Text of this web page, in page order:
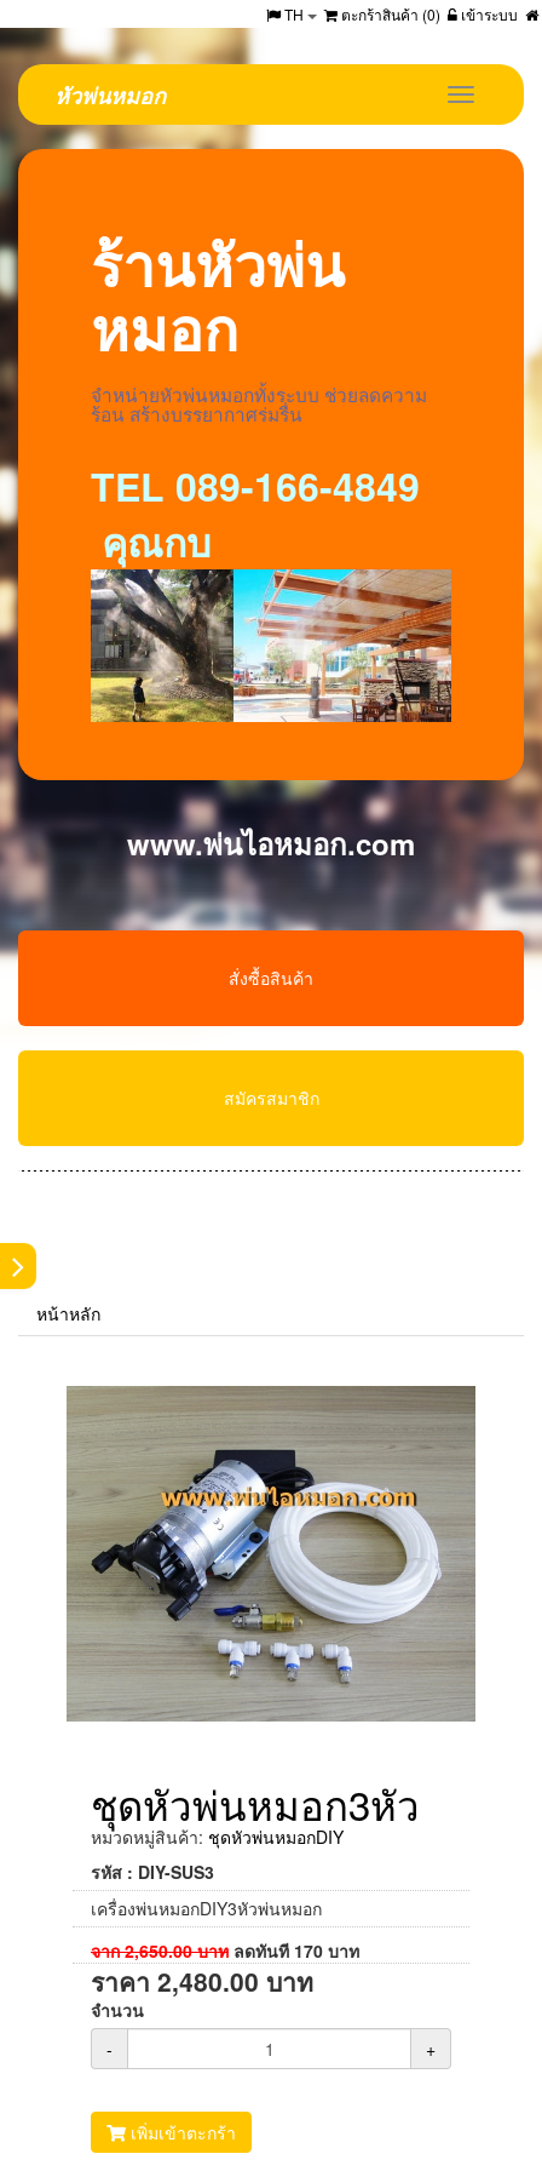
เข้าระบบ
ตะกร้าสินค้า (0)
TH
Toggle
navigation
หัวพ่นหมอก
ร้านหัวพ่น
หมอก
จำหน่ายหัวพ่นหมอกทั้งระบบ ช่วยลดความ
ร้อน สร้างบรรยากาศร่มรื่น
TEL 089-166-4849
คุณกบ
www.พ่นไอหมอก.com
สั่งซื้อสินค้า
สมัครสมาชิก
หน้าหลัก
ชุดหัวพ่นหมอก3หัว
หมวดหมู่สินค้า: ชุดหัวพ่นหมอกDIY
รหัส : DIY-SUS3
เครื่องพ่นหมอกDIY3หัวพ่นหมอก
จาก2,650.00บาท ลดทันที 170 บาท
ราคา 2,480.00 บาท
จำนวน
-
+
เพิ่มเข้าตะกร้า